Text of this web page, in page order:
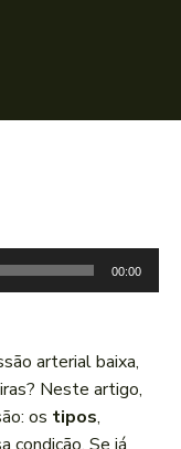
00:00
arterial baixa,
Neste artigo,
os tipos,